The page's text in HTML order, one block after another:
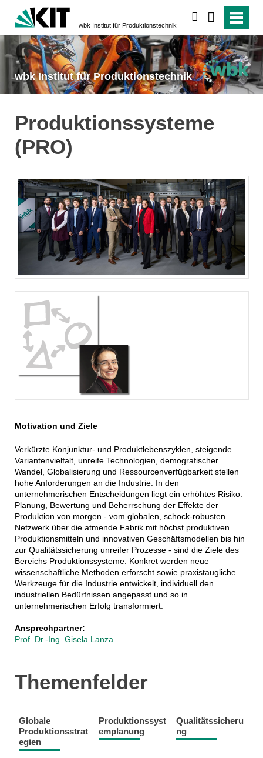
wbk Institut für Produktionstechnik
wbk Institut für Produktionstechnik
Produktionssysteme
(PRO)
Motivation und Ziele
Verkürzte Konjunktur- und Produktlebenszyklen, steigende
Variantenvielfalt, unreife Technologien, demografischer
Wandel, Globalisierung und Ressourcenverfügbarkeit stellen
hohe Anforderungen an die Industrie. In den
unternehmerischen Entscheidungen liegt ein erhöhtes Risiko.
Planung, Bewertung und Beherrschung der Effekte der
Produktion von morgen - vom globalen, schock-robusten
Netzwerk über die atmende Fabrik mit höchst produktiven
Produktionsmitteln und innovativen Geschäftsmodellen bis hin
zur Qualitätssicherung unreifer Prozesse - sind die Ziele des
Bereichs Produktionssysteme. Konkret werden neue
wissenschaftliche Methoden erforscht sowie praxistaugliche
Werkzeuge für die Industrie entwickelt, individuell den
industriellen Bedürfnissen angepasst und so in
unternehmerischen Erfolg transformiert.
Ansprechpartner:
Prof. Dr.-Ing. Gisela Lanza
Themenfelder
Globale
Produktionsstrat
egien
Produktionssyst
emplanung
Qualitätssicheru
ng